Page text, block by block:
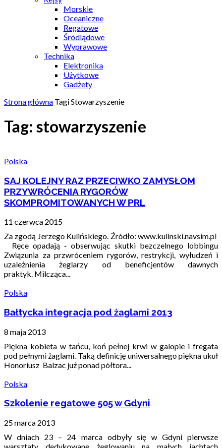
Morskie
Oceaniczne
Regatowe
Śródlądowe
Wyprawowe
Technika
Elektronika
Użytkowe
Gadżety
Strona główna TagiStowarzyszenie
Tag: stowarzyszenie
Polska
SAJ KOLEJNY RAZ PRZECIWKO ZAMYSŁOM
PRZYWRÓCENIA RYGORÓW
SKOMPROMITOWANYCH W PRL
11 czerwca 2015
Za zgodą Jerzego Kulińskiego. Źródło: www.kulinski.navsim.pl
Ręce opadają - obserwując skutki bezczelnego lobbingu
Związunia za przwróceniem rygorów, restrykcji, wyłudzeń i
uzależnienia żeglarzy od beneficjentów dawnych
praktyk. Milcząca...
Polska
Bałtycka integracja pod żaglami 2013
8 maja 2013
Piękna kobieta w tańcu, koń pełnej krwi w galopie i fregata
pod pełnymi żaglami. Taką definicję uniwersalnego piękna ukuł
Honoriusz Balzac już ponad półtora...
Polska
Szkolenie regatowe 505 w Gdyni
25 marca 2013
W dniach 23 – 24 marca odbyły się w Gdyni pierwsze